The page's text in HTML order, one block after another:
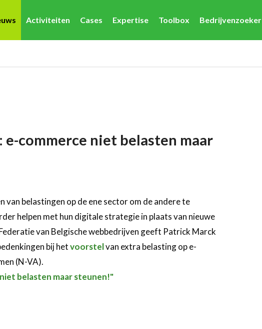
Activiteiten Cases Expertise Toolbox Bedrijvenzoeker
e-commerce niet belasten maar
belastingen op de ene sector om de andere te
helpen met hun digitale strategie in plaats van nieuwe
van Belgische webbedrijven geeft Patrick Marck
bij hetvoorstelvan extra belasting op e-
(N-VA).
belasten maar steunen!"